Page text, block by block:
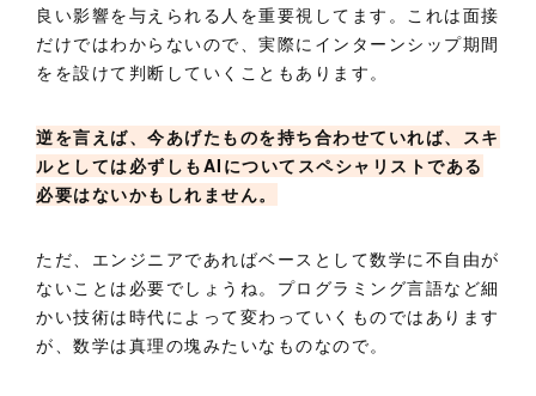
良い影響を与えられる人を重要視してます。これは面接
だけではわからないので、実際にインターンシップ期間
をを設けて判断していくこともあります。
逆を言えば、今あげたものを持ち合わせていれば、スキ
ルとしては必ずしもAIについてスペシャリストである
必要はないかもしれません。
ただ、エンジニアであればベースとして数学に不自由が
ないことは必要でしょうね。プログラミング言語など細
かい技術は時代によって変わっていくものではあります
が、数学は真理の塊みたいなものなので。